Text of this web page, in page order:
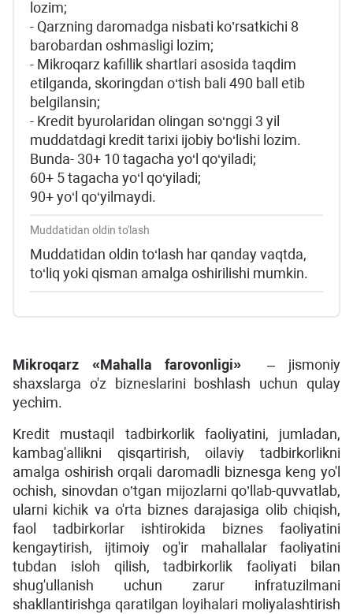
lozim;
- Qarzning daromadga nisbati ko’rsatkichi 8
barobardan oshmasligi lozim;
- Mikroqarz kafillik shartlari asosida taqdim
etilganda, skoringdan o‘tish bali 490 ball etib
belgilansin;
- Kredit byurolaridan olingan so‘nggi 3 yil
muddatdagi kredit tarixi ijobiy bo‘lishi lozim.
Bunda- 30+ 10 tagacha yo‘l qo‘yiladi;
60+ 5 tagacha yo‘l qo‘yiladi;
90+ yo‘l qo‘yilmaydi.
Muddatidan oldin to'lash
Muddatidan oldin to‘lash har qanday vaqtda,
to‘liq yoki qisman amalga oshirilishi mumkin.
Mikroqarz «Mahalla farovonligi» – jismoniy
shaxslarga o'z bizneslarini boshlash uсhun qulay
yechim.
Kredit mustaqil tadbirkorlik faoliyatini, jumladan,
kambag'allikni qisqartirish, oilaviy tadbirkorlikni
amalga oshirish orqali daromadli biznesga keng yo'l
ochish, sinovdan o’tgan mijozlarni qo’llab-quvvatlab,
ulаrni kichik va o'rta biznes darajasiga olib chiqish,
faol tadbirkorlar ishtirokida biznes faoliyatini
kengaytirish, ijtimoiy og'ir mahallalar faoliyatini
tubdan isloh qilish, tadbirkorlik faoliyati bilan
shug'ullanish uchun zarur infratuzilmani
shakllantirishga qaratilgan loyihalari moliyalashtirish